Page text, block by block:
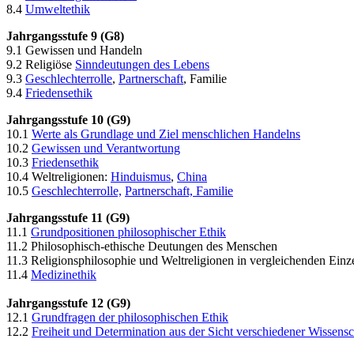
8.4 Umweltethik
Jahrgangsstufe 9 (G8)
9.1 Gewissen und Handeln
9.2 Religiöse Sinndeutungen des Lebens
9.3 Geschlechterrolle, Partnerschaft, Familie
9.4 Friedensethik
Jahrgangsstufe 10 (G9)
10.1 Werte als Grundlage und Ziel menschlichen Handelns
10.2 Gewissen und Verantwortung
10.3 Friedensethik
10.4 Weltreligionen: Hinduismus, China
10.5 Geschlechterrolle, Partnerschaft, Familie
Jahrgangsstufe 11 (G9)
11.1 Grundpositionen philosophischer Ethik
11.2 Philosophisch-ethische Deutungen des Menschen
11.3 Religionsphilosophie und Weltreligionen in vergleichenden
11.4 Medizinethik
Jahrgangsstufe 12 (G9)
12.1 Grundfragen der philosophischen Ethik
12.2 Freiheit und Determination aus der Sicht verschiedener